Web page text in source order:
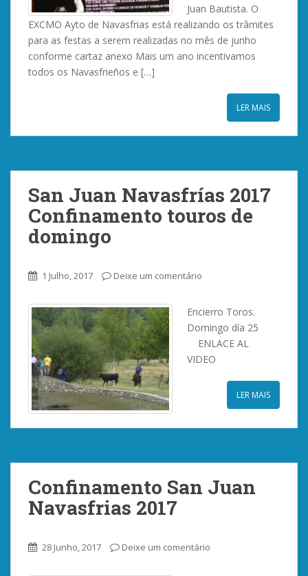
Juan Bautista. O
EXCMO Ayto de Navasfrias está realizando os trâmites
para as festas a serem realizadas no mês de junho
conforme cartaz anexo Mais um ano incentivamos
todos os Navasfrieños e […]
LER MAIS
San Juan Navasfrías 2017
Confinamento touros de
domingo
1 Julho, 2017 Deixe um comentário
Encierro Toros.
Domingo día 25
ENLACE AL
VIDEO
LER MAIS
Confinamento San Juan
Navasfrias 2017
28 Junho, 2017 Deixe um comentário